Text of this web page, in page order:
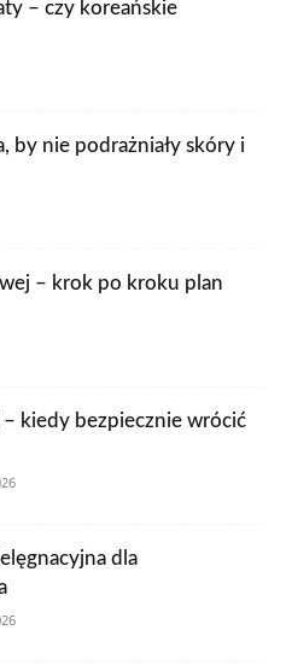
– czy koreańskie
by nie podrażniały skóry i
– krok po kroku plan
kiedy bezpiecznie wrócić
dla